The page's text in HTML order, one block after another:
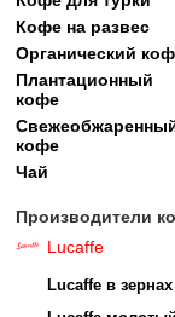
Кофе на развес
Органический
Плантационный
кофе
кофе
Чай
Производители
Lucaffe
Lucaffe в зернах